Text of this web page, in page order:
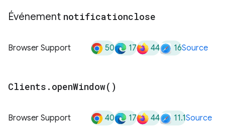
Événement notificationclose
Browser Support 50 17 44 16Source
Clients . openWindow( )
Browser Support 40 17 44 11.1Source